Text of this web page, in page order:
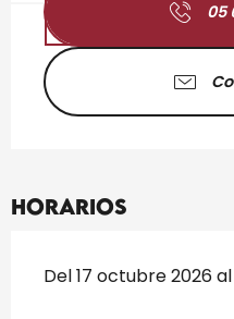
05
Horarios
Del 17 octubre 2026